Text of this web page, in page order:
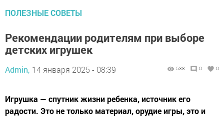
ПОЛЕЗНЫЕ СОВЕТЫ
Рекомендации родителям при выборе
детских игрушек
Admin, 14 января 2025 - 08:39 538 0 0
Игрушка — спутник жизни ребенка, источник его
радости. Это не только материал, орудие игры, это и